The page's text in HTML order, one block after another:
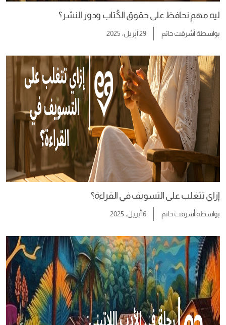
ليه مهم نحافظ على حقوق الكُتاب ودور النشر؟
بواسطةأشرقت حاتم 29 أبريل، 2025
إزاي تتغلب على التسويف في القراءة؟
بواسطةأشرقت حاتم 6 أبريل، 2025